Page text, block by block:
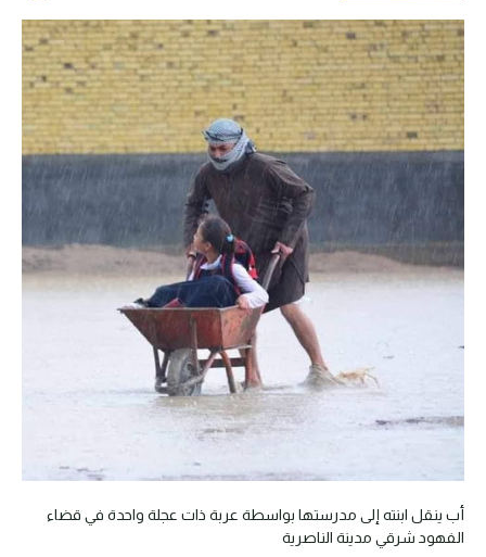
أب ينقل ابنته إلى مدرستها بواسطة عربة ذات عجلة واحدة في قضاء
الفهود شرقي مدينة الناصرية